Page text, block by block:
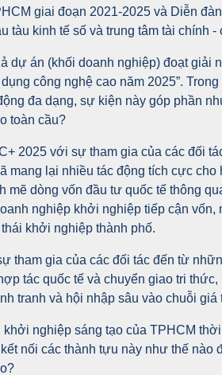
giai đoạn 2021-2025 và Diễn
tàu kinh tế số và trung tâm tài chính -
dự án (khối doanh nghiệp) đoạt giải
công nghệ cao năm 2025”.
đa dạng, sự kiện này góp phần
toàn cầu?
2025 với sự tham gia của các đối
mang lại nhiều tác động tích cực
mẽ dòng vốn đầu tư quốc tế thông
nghiệp khởi nghiệp tiếp cận
khởi nghiệp thành phố.
tham gia của các đối tác đến từ
tác quốc tế và chuyển giao tri
tranh và hội nhập sâu vào chuỗi giá
khởi nghiệp sáng tạo của TPHCM
nối các thành tựu này như thế nào